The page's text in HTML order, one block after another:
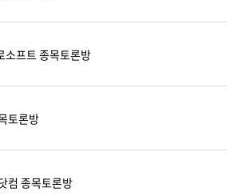
소프트 종목토론방
토론방
컴 종목토론방